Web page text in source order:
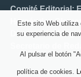
Comité Editorial:
Hernández
Director del blog:
Secretario de
Este sito Web utiliza
su experiencia de
Al pulsar el botón
política de cookies.